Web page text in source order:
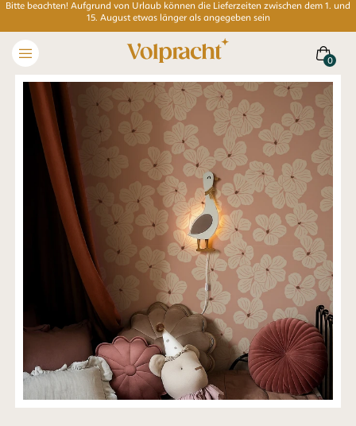
Bitte beachten! Aufgrund von Urlaub können die Lieferzeiten zwischen dem 1. und
15. August etwas länger als angegeben sein